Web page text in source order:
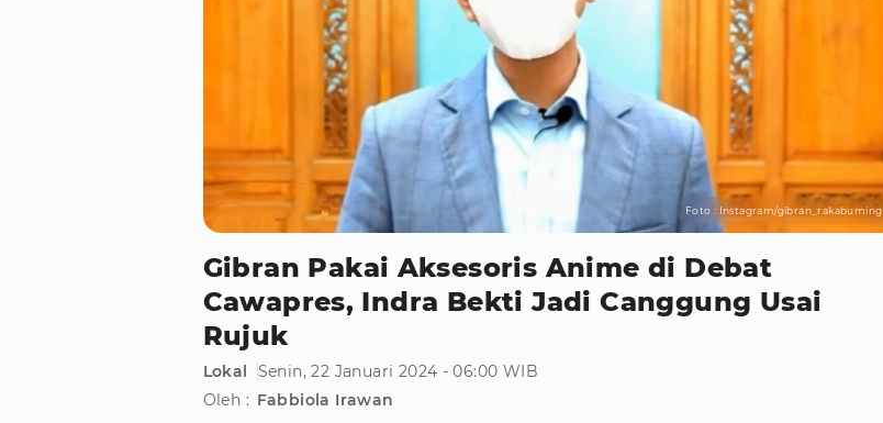
Foto : Instagram/gibran_rakabuming
Gibran Pakai Aksesoris Anime di Debat
Cawapres, Indra Bekti Jadi Canggung Usai
Rujuk
Lokal
Senin, 22 Januari 2024 - 06:00 WIB
Oleh : Fabbiola Irawan